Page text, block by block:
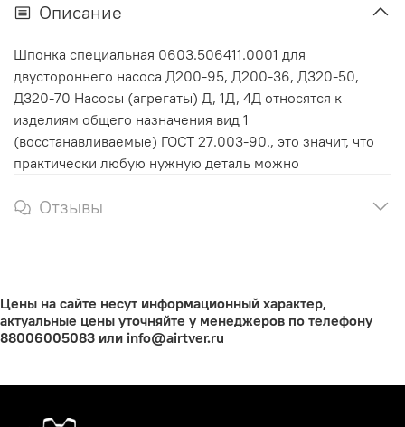
Описание
Шпонка специальная 0603.506411.0001 для
двустороннего насоса Д200-95, Д200-36, Д320-50,
Д320-70 Насосы (агрегаты) Д, 1Д, 4Д относятся к
изделиям общего назначения вид 1
(восстанавливаемые) ГОСТ 27.003-90., это значит, что
практически любую нужную деталь можно
Отзывы
Цены на сайте несут информационный характер,
актуальные цены уточняйте у менеджеров по телефону
88006005083 или info@airtver.ru